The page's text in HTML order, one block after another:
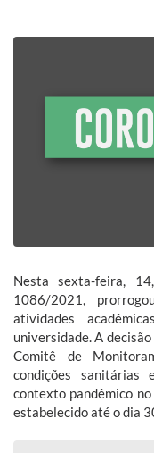
Nesta sexta-feira,
1086/2021,
atividades
universidade. A
Comitê de
condições
contexto pandêmico
estabelecido até o dia